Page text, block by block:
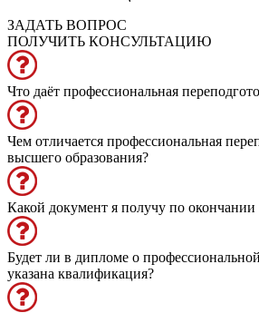
ЗАДАТЬ ВОПРОС
ПОЛУЧИТЬ КОНСУЛЬТАЦИЮ
Что даёт профессиональная
Чем отличается профессиональная
высшего образования?
Какой документ я получу по окончании
Будет ли в дипломе о
указана квалификация?